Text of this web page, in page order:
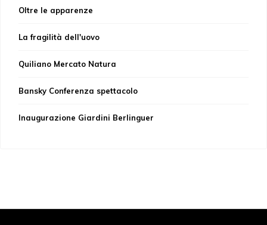
Oltre le apparenze
La fragilità dell'uovo
Quiliano Mercato Natura
Bansky Conferenza spettacolo
Inaugurazione Giardini Berlinguer